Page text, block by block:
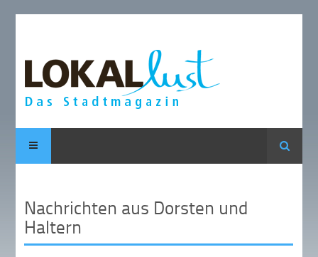
Suche
Nachrichten aus Dorsten und
Haltern